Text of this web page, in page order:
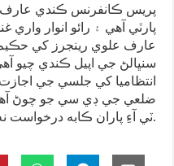
پريس ڪانفرنس ڪندي عارف
پارٽي آهي ۽ رائو انوار
عارف علوي رينجرز کي
سنڀالڻ جي اپيل ڪندي چيو
انتظاميا کي جلسي جي
ضلعي جي ڊي سي جو چوڻ
ٽي آءِ پاران ڪابه درخواست نه ڏني وئي هئي.